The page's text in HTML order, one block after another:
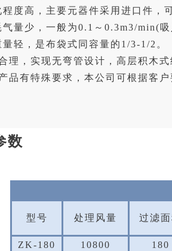
度高，主要元器件采用进口件，
量少，一般为0.1～0.3m3/min(
轻，是布袋式同容量的1/3-1/2。
理，实现无弯管设计，高层积木式
品有特殊要求，本公司可根据客
数
型号 处理风量 过滤面
ZK-180 10800 180